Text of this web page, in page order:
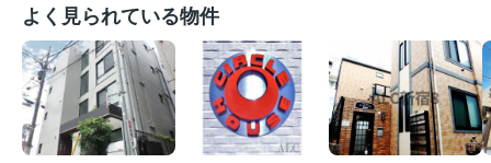
よく見られている物件